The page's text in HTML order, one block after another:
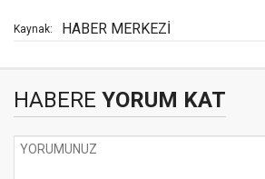
Kaynak: HABER MERKEZİ
HABERE YORUM KAT